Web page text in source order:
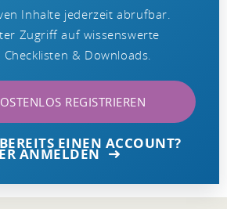
Inhalte jederzeit abrufbar.
Zugriff auf wissenswerte
Checklisten & Downloads.
REGISTRIEREN
EINEN ACCOUNT?
ANMELDEN